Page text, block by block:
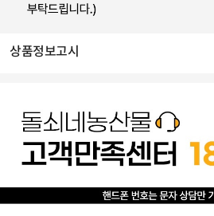
상품정보고시